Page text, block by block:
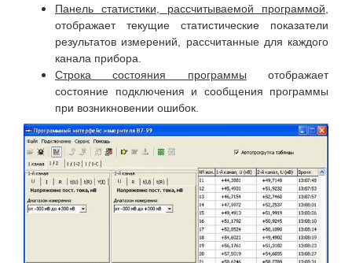
Панель статистики, рассчитываемой программой,
отображает текущие статистические показатели
результатов измерений, рассчитанные для каждого
канала прибора.
Строка состояния программы отображает
состояние подключения и сообщения программы
при возникновении ошибок.